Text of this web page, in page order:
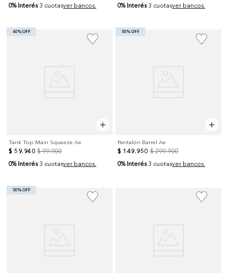
0% Interés 3 cuotasver bancos.
0% Interés 3 cuotasver bancos.
40% OFF
Tank Top Main Squeeze Ae
$ 59. 940 $ 99.900
0% Interés 3 cuotasver bancos.
50% OFF
Pantalón Barrel Ae
$ 149.950 $ 299.900
0% Interés 3 cuotasver bancos.
50% OFF